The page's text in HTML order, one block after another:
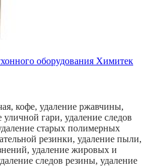
оборудования Химитек
кофе, удаление ржавчины,
уличной гари, удаление следов
старых полимерных
резинки, удаление пыли,
удаление жировых и
следов резины, удаление